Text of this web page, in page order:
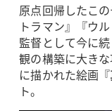
原点回帰したこ
トラマン』『ウ
監督として今に
観の構築に大き
に描かれた絵画『
ト。